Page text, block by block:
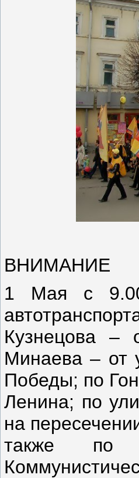
ВНИМАНИЕ
1 Мая с 9.00
Кузнецова –
Минаева – от
Победы; по
Ленина; по
на
также по